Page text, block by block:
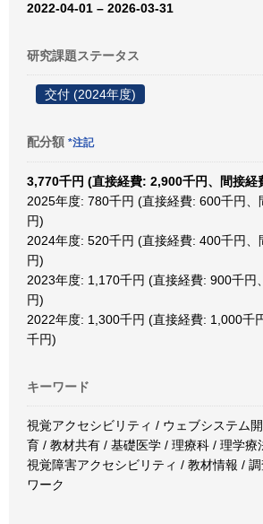
2022-04-01 – 2026-03-31
研究課題ステータス
交付 (2024年度)
配分額 *注記
3,770千円 (直接経費: 2,900千円、間接経
2025年度: 780千円 (直接経費: 600千円、
円)
2024年度: 520千円 (直接経費: 400千円、
円)
2023年度: 1,170千円 (直接経費: 900千円
円)
2022年度: 1,300千円 (直接経費: 1,000千
千円)
キーワード
視覚アクセシビリティ / ウェブシステム
育 / 教材共有 / 基礎医学 / 理療科 / 理学療
視覚障害アクセシビリティ / 教材情報 /
ワーク